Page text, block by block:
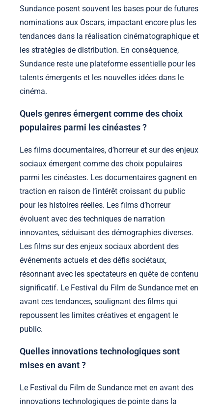
Sundance posent souvent les bases pour de futures
nominations aux Oscars, impactant encore plus les
tendances dans la réalisation cinématographique et
les stratégies de distribution. En conséquence,
Sundance reste une plateforme essentielle pour les
talents émergents et les nouvelles idées dans le
cinéma.
Quels genres émergent comme des choix
populaires parmi les cinéastes ?
Les films documentaires, d’horreur et sur des enjeux
sociaux émergent comme des choix populaires
parmi les cinéastes. Les documentaires gagnent en
traction en raison de l’intérêt croissant du public
pour les histoires réelles. Les films d’horreur
évoluent avec des techniques de narration
innovantes, séduisant des démographies diverses.
Les films sur des enjeux sociaux abordent des
événements actuels et des défis sociétaux,
résonnant avec les spectateurs en quête de contenu
significatif. Le Festival du Film de Sundance met en
avant ces tendances, soulignant des films qui
repoussent les limites créatives et engagent le
public.
Quelles innovations technologiques sont
mises en avant ?
Le Festival du Film de Sundance met en avant des
innovations technologiques de pointe dans la